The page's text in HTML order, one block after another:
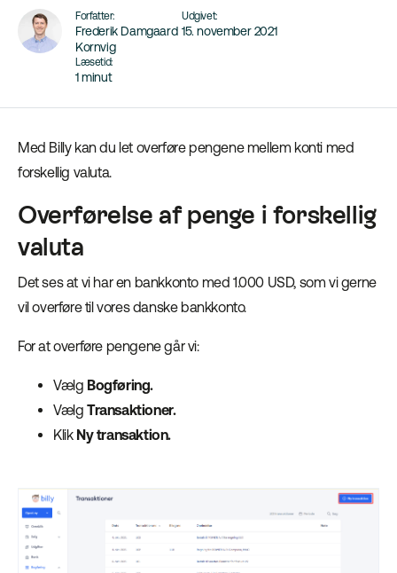
Forfatter:
Frederik Damgaard
Kornvig
Udgivet:
15. november 2021
Læsetid:
1 minut
Med Billy kan du let overføre pengene mellem konti med
forskellig valuta.
Overførelse af penge i forskellig
valuta
Det ses at vi har en bankkonto med 1.000 USD, som vi gerne
vil overføre til vores danske bankkonto.
For at overføre pengene går vi:
Vælg Bogføring.
Vælg Transaktioner.
Klik Ny transaktion.